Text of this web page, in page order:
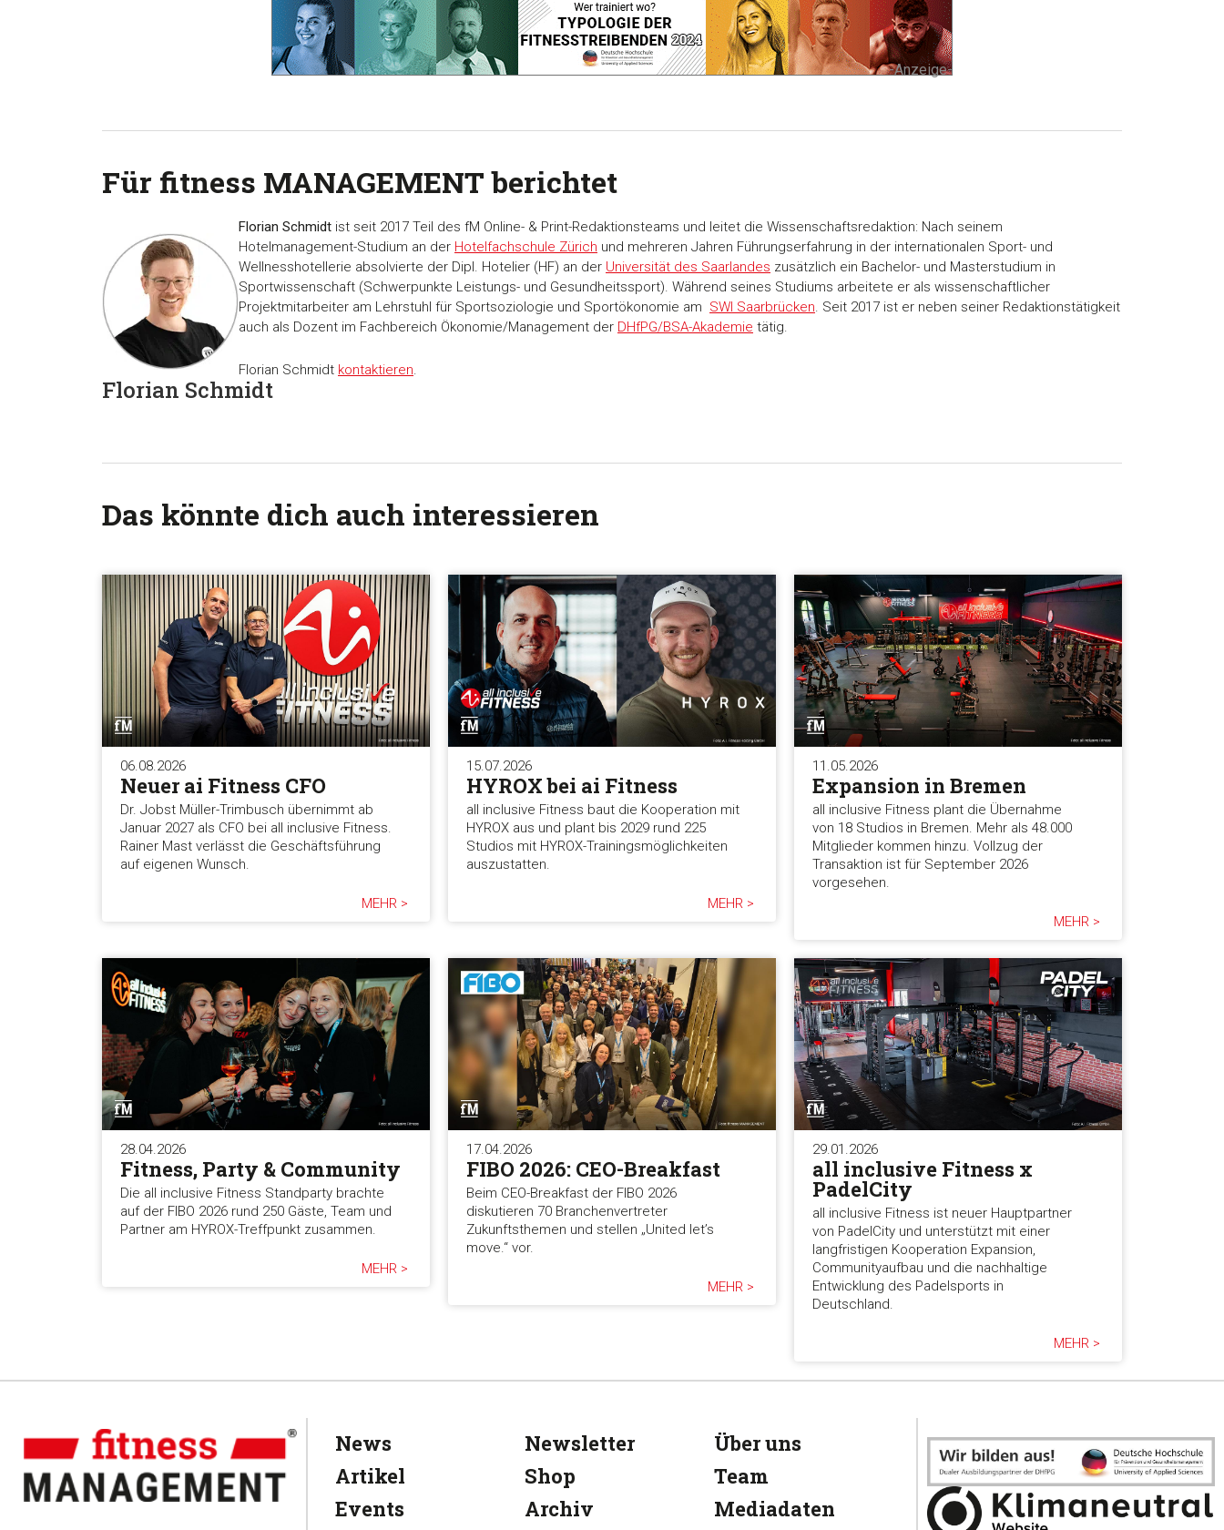
-Anzeige-
Für fitness MANAGEMENT berichtet
Florian Schmidt
Florian Schmidt ist seit 2017 Teil des fM Online- & Print-Redaktionsteams und leitet die Wissenschaftsredaktion: Nach seinem
Hotelmanagement-Studium an der Hotelfachschule Zürich und mehreren Jahren Führungserfahrung in der internationalen Sport- und
Wellnesshotellerie absolvierte der Dipl. Hotelier (HF) an der Universität des Saarlandes zusätzlich ein Bachelor- und Masterstudium in
Sportwissenschaft (Schwerpunkte Leistungs- und Gesundheitssport). Während seines Studiums arbeitete er als wissenschaftlicher
Projektmitarbeiter am Lehrstuhl für Sportsoziologie und Sportökonomie am SWI Saarbrücken. Seit 2017 ist er neben seiner Redaktionstätigkeit
auch als Dozent im Fachbereich Ökonomie/Management der DHfPG/BSA-Akademie tätig.
Florian Schmidt kontaktieren
Das könnte dich auch interessieren
06.08.2026
Neuer ai Fitness CFO
Dr. Jobst Müller-Trimbusch übernimmt ab
Januar 2027 als CFO bei all inclusive Fitness.
Rainer Mast verlässt die Geschäftsführung
auf eigenen Wunsch.
MEHR >
15.07.2026
HYROX bei ai Fitness
all inclusive Fitness baut die Kooperation mit
HYROX aus und plant bis 2029 rund 225
Studios mit HYROX-Trainingsmöglichkeiten
auszustatten.
MEHR >
11.05.2026
Expansion in Bremen
all inclusive Fitness plant die Übernahme
von 18 Studios in Bremen. Mehr als 48.000
Mitglieder kommen hinzu. Vollzug der
Transaktion ist für September 2026
vorgesehen.
MEHR >
28.04.2026
Fitness, Party & Community
Die all inclusive Fitness Standparty brachte
auf der FIBO 2026 rund 250 Gäste, Team und
Partner am HYROX-Treffpunkt zusammen.
MEHR >
17.04.2026
FIBO 2026: CEO-Breakfast
Beim CEO-Breakfast der FIBO 2026
diskutieren 70 Branchenvertreter
Zukunftsthemen und stellen „United let’s
move.“ vor.
MEHR >
29.01.2026
all inclusive Fitness x
PadelCity
all inclusive Fitness ist neuer Hauptpartner
von PadelCity und unterstützt mit einer
langfristigen Kooperation Expansion,
Communityaufbau und die nachhaltige
Entwicklung des Padelsports in
Deutschland.
MEHR >
News
Artikel
Events
Newsletter
Shop
Archiv
Über uns
Team
Mediadaten